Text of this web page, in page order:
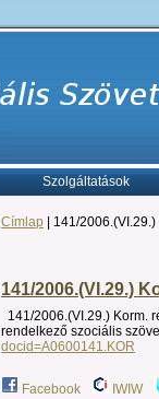
Szolgáltatások
Címlap | 141/
141/2006.(VI.29.)
141/2006.(VI.29.) Korm.
rendelkező szociális
docid=A0600141.KOR
Facebook IWIW